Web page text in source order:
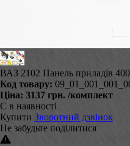
ВАЗ 2102 Панель приладів
Код товару:
Ціна: 3137 грн. /комплект
Є в наявності
Купити Зворотний дзвінок
Не забудьте поділитися